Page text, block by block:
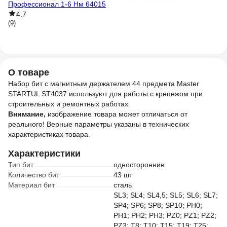
Профессионал 1-6 Нм 64015
4.7
(9)
О товаре
Набор бит с магнитным держателем 44 предмета Master
STARTUL ST4037 используют для работы с крепежом при
строительных и ремонтных работах.
Внимание, изображение товара может отличаться от
реального! Верные параметры указаны в технических
характеристиках товара.
Характеристики
Тип бит
односторонние
Количество бит
43 шт
Материал бит
сталь
SL3; SL4; SL4,5; SL5; SL6; SL7;
SP4; SP6; SP8; SP10; PH0;
PH1; PH2; PH3; PZ0; PZ1; PZ2;